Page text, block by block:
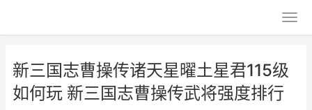
新三国志曹操传诸天星曜土星君115级
如何玩 新三国志曹操传武将强度排行